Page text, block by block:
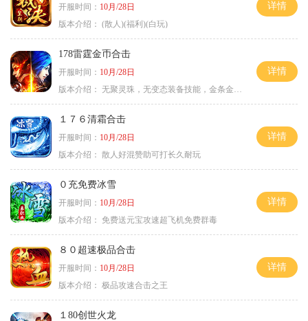
开服时间： 10月/28日
版本介绍： (散人)(福利)(白玩)
详情
178雷霆金币合击
开服时间： 10月/28日
版本介绍： 无聚灵珠，无变态装备技能，金条金刚石保底
详情
１７６清霜合击
开服时间： 10月/28日
版本介绍： 散人好混赞助可打长久耐玩
详情
０充免费冰雪
开服时间： 10月/28日
版本介绍： 免费送元宝攻速超飞机免费群毒
详情
８０超速极品合击
开服时间： 10月/28日
版本介绍： 极品攻速合击之王
详情
１80创世火龙